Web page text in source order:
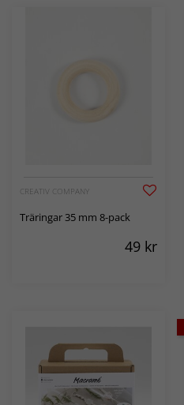
CREATIV COMPANY
Träringar 35 mm 8-pack
49 kr